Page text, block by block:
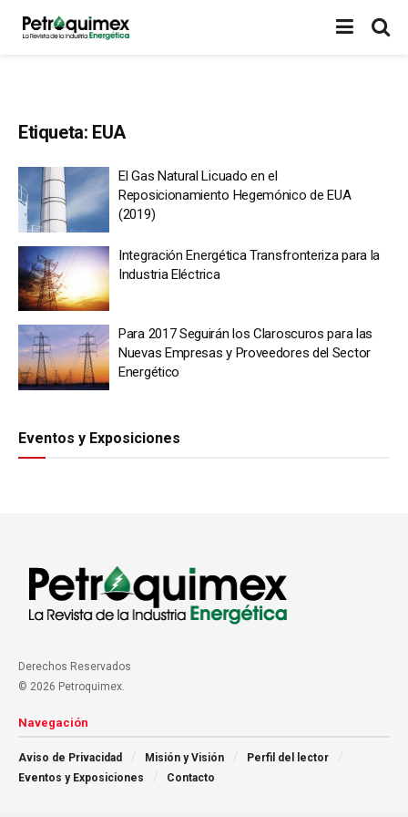
Etiqueta: EUA
El Gas Natural Licuado en el
Reposicionamiento Hegemónico de EUA
(2019)
Integración Energética Transfronteriza para la
Industria Eléctrica
Para 2017 Seguirán los Claroscuros para las
Nuevas Empresas y Proveedores del Sector
Energético
Eventos y Exposiciones
Derechos Reservados
© 2026 Petroquimex.
Navegación
Aviso de Privacidad Misión y Visión
Perfil del lector
Eventos y Exposiciones
Contacto